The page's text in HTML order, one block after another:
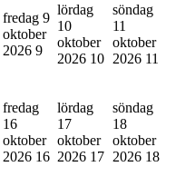
fredag 9
oktober
2026 9
lördag
10
oktober
2026 10
söndag
11
oktober
2026 11
fredag
16
oktober
2026 16
lördag
17
oktober
2026 17
söndag
18
oktober
2026 18